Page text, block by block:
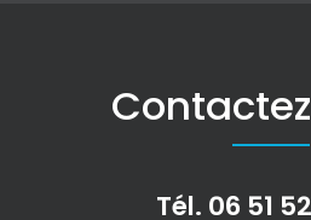
Tél. 06 51